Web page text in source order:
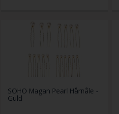
SOHO Magan Pearl Hårnåle -
Guld